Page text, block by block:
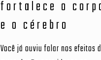
fortalece o
e o cérebro
Você já ouviu falar nos efeitos